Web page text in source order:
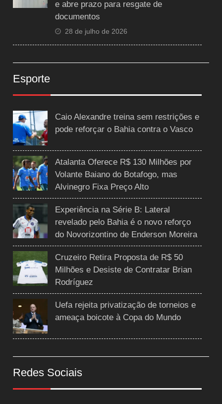
e abre prazo para resgate de
documentos
28 de julho de 2026
Esporte
Caio Alexandre treina sem restrições e
pode reforçar o Bahia contra o Vasco
Atalanta Oferece R$ 130 Milhões por
Volante Baiano do Botafogo, mas
Alvinegro Fixa Preço Alto
Experiência na Série B: Lateral
revelado pelo Bahia é o novo reforço
do Novorizontino de Enderson Moreira
Cruzeiro Retira Proposta de R$ 50
Milhões e Desiste de Contratar Brian
Rodríguez
Uefa rejeita privatização de torneios e
ameaça boicote à Copa do Mundo
Redes Sociais